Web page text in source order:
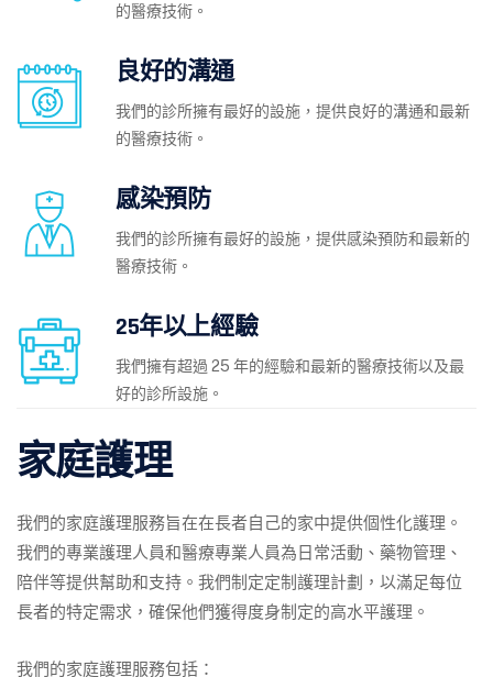
的醫療技術。
良好的溝通
我們的診所擁有最好的設施，提供良好的溝通和最新
的醫療技術。
感染預防
我們的診所擁有最好的設施，提供感染預防和最新的
醫療技術。
25年以上經驗
我們擁有超過 25 年的經驗和最新的醫療技術以及最
好的診所設施。
家庭護理
我們的家庭護理服務旨在在長者自己的家中提供個性化護理。
我們的專業護理人員和醫療專業人員為日常活動、藥物管理、
陪伴等提供幫助和支持。我們制定定制護理計劃，以滿足每位
長者的特定需求，確保他們獲得度身制定的高水平護理。
我們的家庭護理服務包括：